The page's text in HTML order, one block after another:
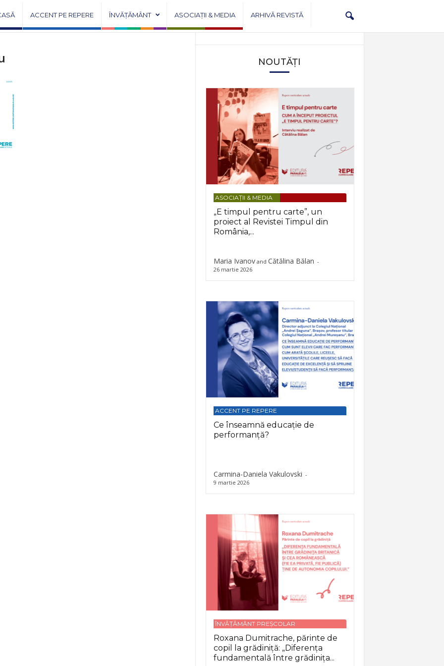
ACCENT PE REPERE ÎNVĂȚĂMÂNT ASOCIAȚII & MEDIA ARHIVĂ REVISTĂ
NOUTĂȚI
ASOCIAȚII & MEDIA
„E timpul pentru carte”, un
proiect al Revistei Timpul din
România,...
Maria Ivanovand Cătălina Bălan -
26 martie 2026
ACCENT PE REPERE
Ce înseamnă educație de
performanță?
Carmina-Daniela Vakulovski -
9 martie 2026
ÎNVĂȚĂMÂNT PREȘCOLAR
Roxana Dumitrache, părinte de
copil la grădiniță: „Diferența
fundamentală între grădinița...